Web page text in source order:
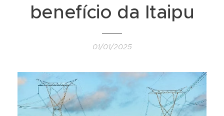
benefício da Itaipu
01/01/2025